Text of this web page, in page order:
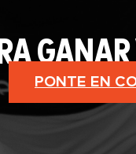
PONTE EN